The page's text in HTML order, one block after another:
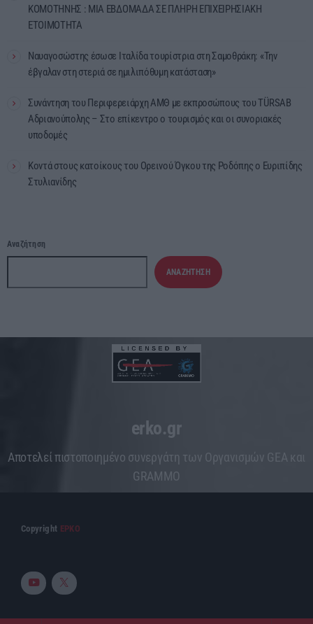
ΚΟΜΟΤΗΝΗΣ : ΜΙΑ ΕΒΔΟΜΑΔΑ ΣΕ ΠΛΗΡΗ ΕΠΙΧΕΙΡΗΣΙΑΚΗ
ΕΤΟΙΜΟΤΗΤΑ
Ναυαγοσώστης έσωσε Ιταλίδα τουρίστρια στη Σαμοθράκη: «Την
έβγαλαν στη στεριά σε ημιλιπόθυμη κατάσταση»
Συνάντηση του Περιφερειάρχη ΑΜΘ με εκπροσώπους του TÜRSAB
Αδριανούπολης – Στο επίκεντρο ο τουρισμός και οι συνοριακές
υποδομές
Κοντά στους κατοίκους του Ορεινού Όγκου της Ροδόπης ο Ευριπίδης
Στυλιανίδης
Αναζήτηση
ΑΝΑΖΉΤΗΣΗ
erko.gr
Aποτελεί πιστοποιημένο συνεργάτη των Οργανισμών GEA και
GRAMMO
Copyright ΕΡΚΟ